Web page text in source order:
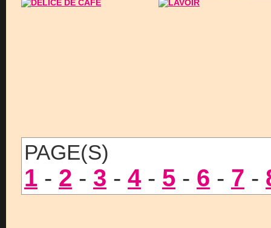
PAGE(S)
1 - 2 - 3 - 4 - 5 - 6 - 7 -